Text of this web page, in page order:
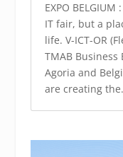
EXPO
IT fair, but a
life. V-ICT-OR
TMAB
Agoria and
are creating